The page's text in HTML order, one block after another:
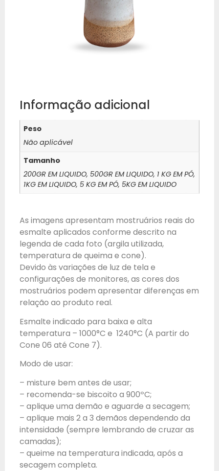
Informação adicional
Peso
Não aplicável
Tamanho
200GR EM LIQUIDO, 500GR EM LIQUIDO, 1 KG EM PÓ,
1KG EM LIQUIDO, 5 KG EM PÓ, 5KG EM LIQUIDO
As imagens apresentam mostruários reais do
esmalte aplicados conforme descrito na
legenda de cada foto (argila utilizada,
temperatura de queima e cone).
Devido às variações de luz de tela e
configurações de monitores, as cores dos
mostruários podem apresentar diferenças em
relação ao produto real.
Esmalte indicado para baixa e alta
temperatura – 1000°C e 1240°C (A partir do
Cone 06 até Cone 7).
Modo de usar:
– misture bem antes de usar;
– recomenda-se biscoito a 900ºC;
– aplique uma demão e aguarde a secagem;
– aplique mais 2 a 3 demãos dependendo da
intensidade (sempre lembrando de cruzar as
camadas);
– queime na temperatura indicada, após a
secagem completa.